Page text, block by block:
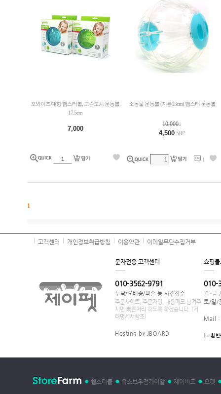
포와이즈 대형 햄스터볼, 고슴도치 운동볼,
17.5cm
7,000
소동물 운동볼 (지름13cm) 햄스터 운동볼
10,000↓
4,500 50P
1
1
고객센터 개인정보취급방침 이용약관 이메일무단수집거부
문자전용 고객센터
010-3562-9791
누락/오배송/파손 등 사진접수
주문사이트, 주문자명, 내용메모 남겨주
시면 빠른처리 하도록 하겠습니다. (거
래명세서참조)
Hosting by JBOARD
쇼핑
010-
월~금
토/일/
Mail :
[교환
햄스터몰 옥스보우점케이알 제이버드 오캣